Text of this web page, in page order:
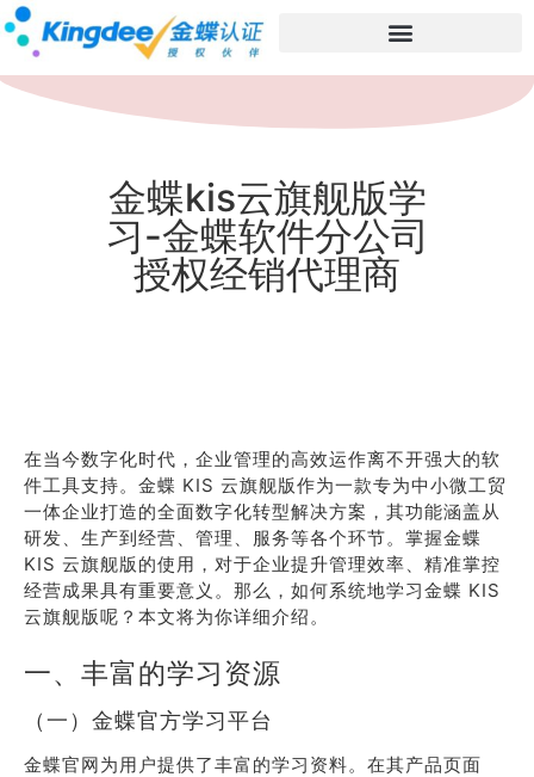
金蝶kis云旗舰版学
习-金蝶软件分公司
授权经销代理商
在当今数字化时代，企业管理的高效运作离不开强大的软
件工具支持。金蝶 KIS 云旗舰版作为一款专为中小微工贸
一体企业打造的全面数字化转型解决方案，其功能涵盖从
研发、生产到经营、管理、服务等各个环节。掌握金蝶
KIS 云旗舰版的使用，对于企业提升管理效率、精准掌控
经营成果具有重要意义。那么，如何系统地学习金蝶 KIS
云旗舰版呢？本文将为你详细介绍。
一、丰富的学习资源
（一）金蝶官方学习平台
金蝶官网为用户提供了丰富的学习资料。在其产品页面